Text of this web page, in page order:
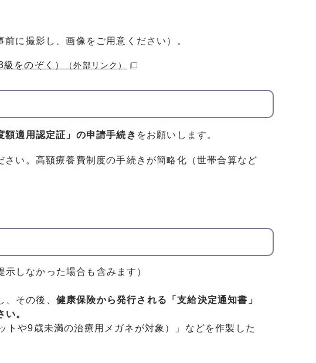
に撮影し、画像をご用意ください）。
をのぞく） （外部リンク）
額適用認定証」の申請手続き をお願いします。
い。高額療養費制度の手続きが簡略化（世帯合算など
しなかった場合も含みます）
その後、 健康保険から発行される「支給決定通知書」
。
や9歳未満の治療用メガネが対象）」などを作製した